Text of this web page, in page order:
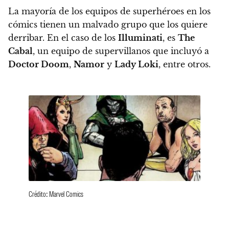
La mayoría de los equipos de superhéroes en los
cómics tienen un malvado grupo que los quiere
derribar. En el caso de los Illuminati, es The
Cabal, un equipo de supervillanos que incluyó a
Doctor Doom, Namor y Lady Loki, entre otros.
Crédito: Marvel Comics